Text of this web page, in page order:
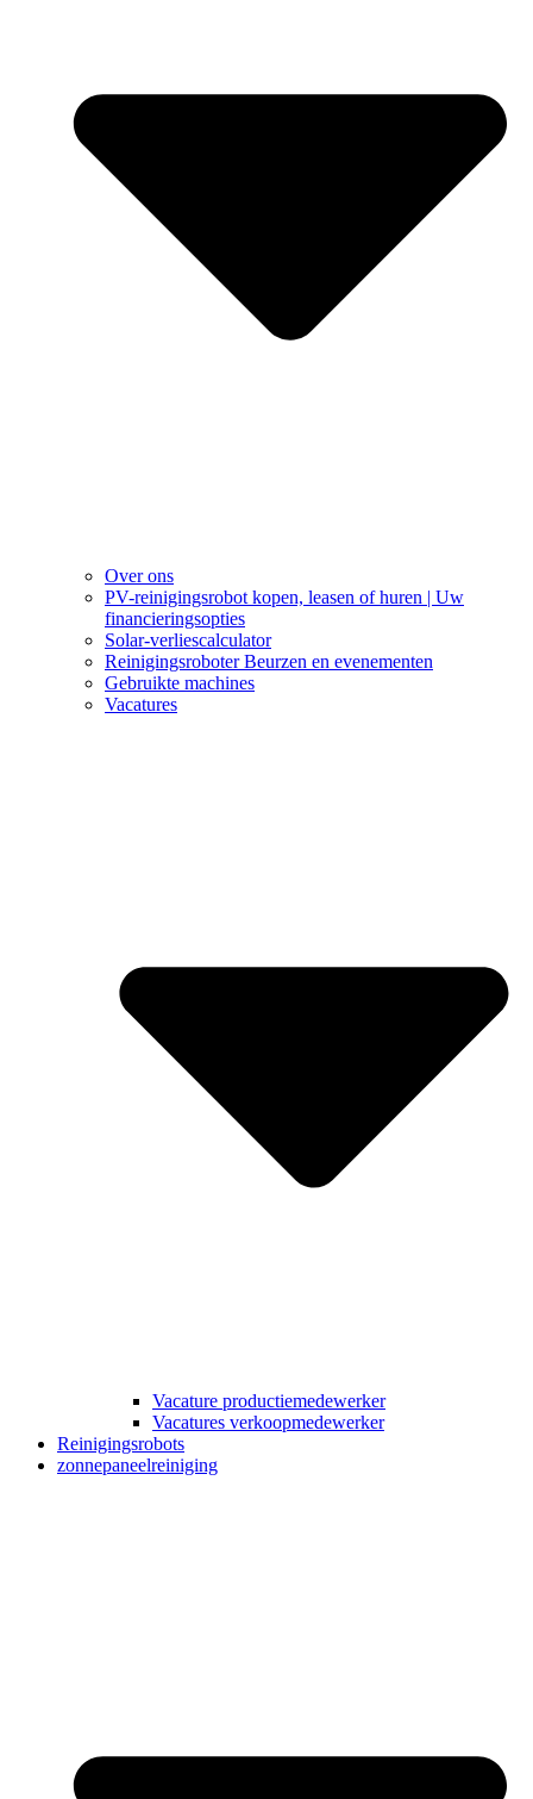
Over ons
PV-reinigingsrobot kopen, leasen of huren | Uw
financieringsopties
Solar-verliescalculator
Reinigingsroboter Beurzen en evenementen
Gebruikte machines
Vacatures
Vacature productiemedewerker
Vacatures verkoopmedewerker
Reinigingsrobots
zonnepaneelreiniging